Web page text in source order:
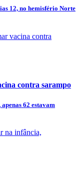
12, no hemisfério Norte
contra sarampo
62 estavam